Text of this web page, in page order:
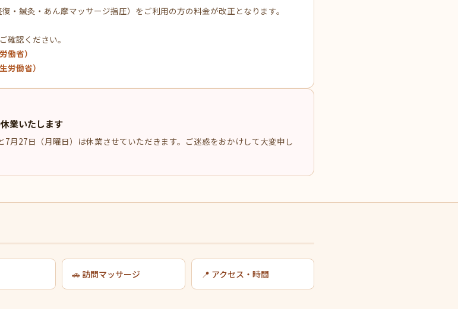
・鍼灸・あん摩マッサージ指圧）をご利用の方の料金が改正となります。
確認ください。
働省）
労働省）
業いたします
月27日（月曜日）は休業させていただきます。ご迷惑をおかけして大変申し
🚗 訪問マッサージ 📍 アクセス・時間